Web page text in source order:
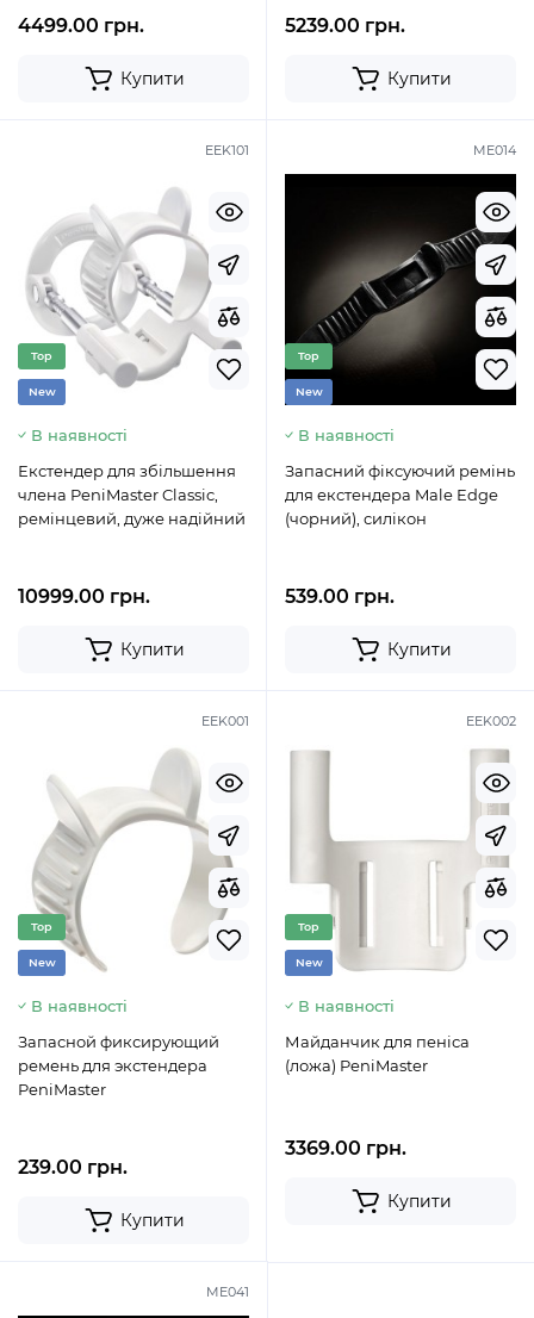
4499.00 грн.
Купити
5239.00 грн.
Купити
EEK101
Top
New
В наявності
Екстендер для збільшення
члена PeniMaster Classic,
ремінцевий, дуже надійний
10999.00 грн.
Купити
ME014
Top
New
В наявності
Запасний фіксуючий ремінь
для екстендера Male Edge
(чорний), силікон
539.00 грн.
Купити
EEK001
Top
New
В наявності
Запасной фиксирующий
ремень для экстендера
PeniMaster
239.00 грн.
Купити
EEK002
Top
New
В наявності
Майданчик для пеніса
(ложа) PeniMaster
3369.00 грн.
Купити
ME041